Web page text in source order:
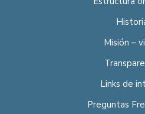
Misión –
Links de
Preguntas